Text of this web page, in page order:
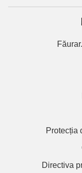
Protecția
Directiva